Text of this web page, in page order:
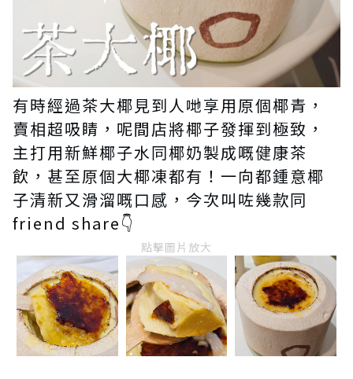
有時經過茶大椰見到人哋享用原個椰青，
賣相超吸睛，呢間店將椰子發揮到極致，
主打用新鮮椰子水同椰奶製成嘅健康茶
飲，甚至原個大椰凍都有！一向都鍾意椰
子清新又滑溜嘅口感，今次叫咗幾款同
friend share👇
點擊圖片放大